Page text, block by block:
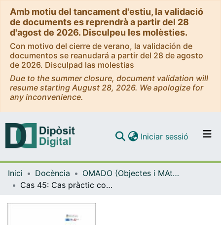
Amb motiu del tancament d'estiu, la validació
de documents es reprendrà a partir del 28
d'agost de 2026. Disculpeu les molèsties.
Con motivo del cierre de verano, la validación de
documentos se reanudará a partir del 28 de agosto
de 2026. Disculpad las molestias
Due to the summer closure, document validation will
resume starting August 28, 2026. We apologize for
any inconvenience.
Navega per tot el DD
Iniciar sessió (current)
Inici Docència
OMADO (Objectes i MAterials DOcents)
Cas 45: Cas pràctic com a fil conductor per a una assignatura instrumental